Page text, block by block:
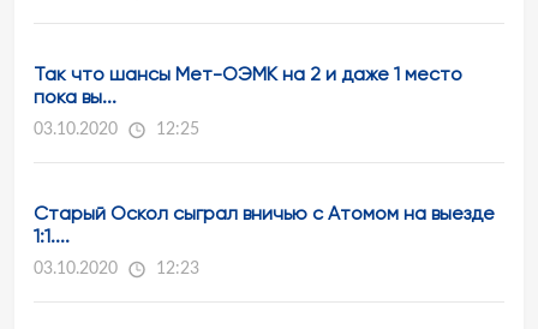
Так что шансы Мет-ОЭМК на 2 и даже 1 место
пока вы...
03.10.2020 12:25
Старый Оскол сыграл вничью с Атомом на выезде
1:1....
03.10.2020 12:23